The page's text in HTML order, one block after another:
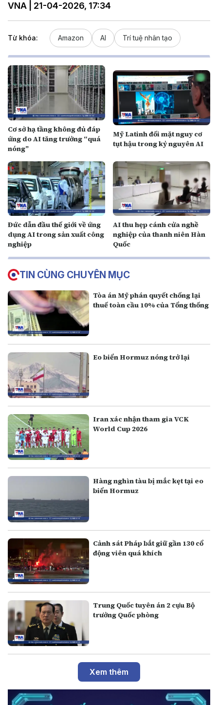
VNA | 21-04-2026, 17:34
Từ khóa: Amazon AI Trí tuệ nhân tạo
Cơ sở hạ tầng không đủ đáp
ứng do AI tăng trưởng “quá
nóng”
Mỹ Latinh đối mặt nguy cơ
tụt hậu trong kỷ nguyên AI
Đức dẫn đầu thế giới về ứng
dụng AI trong sản xuất công
nghiệp
AI thu hẹp cánh cửa nghề
nghiệp của thanh niên Hàn
Quốc
TIN CÙNG CHUYÊN MỤC
Tòa án Mỹ phán quyết chống lại
thuế toàn cầu 10% của Tổng thống
Eo biển Hormuz nóng trở lại
Iran xác nhận tham gia VCK
World Cup 2026
Hàng nghìn tàu bị mắc kẹt tại eo
biển Hormuz
Cảnh sát Pháp bắt giữ gần 130 cổ
động viên quá khích
Trung Quốc tuyên án 2 cựu Bộ
trưởng Quốc phòng
Xem thêm